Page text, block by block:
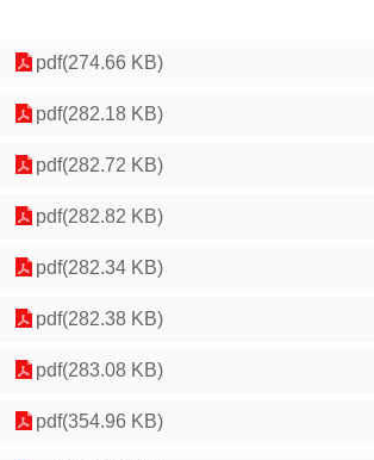
pdf(274.66 KB)
pdf(282.18 KB)
pdf(282.72 KB)
pdf(282.82 KB)
pdf(282.34 KB)
pdf(282.38 KB)
pdf(283.08 KB)
pdf(354.96 KB)